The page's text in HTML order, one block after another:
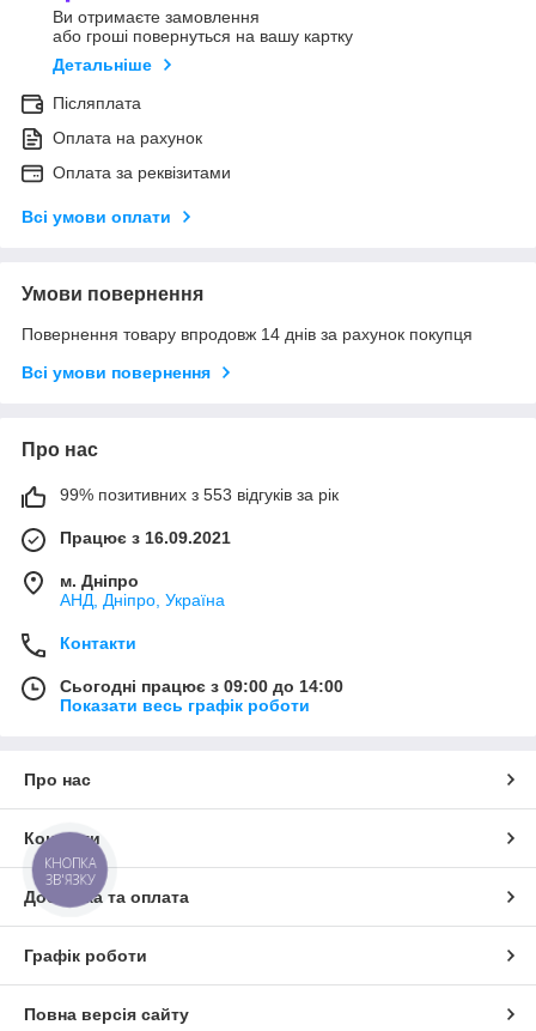
Ви отримаєте замовлення
або гроші повернуться на вашу картку
Детальніше
Післяплата
Оплата на рахунок
Оплата за реквізитами
Всі умови оплати
Умови повернення
Повернення товару впродовж 14 днів за рахунок покупця
Всі умови повернення
Про нас
99% позитивних з 553 відгуків за рік
Працює з 16.09.2021
м. Дніпро
АНД, Дніпро, Україна
Контакти
Сьогодні працює з 09:00 до 14:00
Показати весь графік роботи
Про нас
Контакти
Доставка та оплата
Графік роботи
Повна версія сайту
КНОПКА
ЗВ'ЯЗКУ